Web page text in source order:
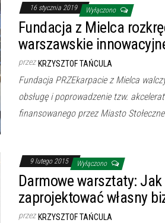
16 stycznia 2019 Wyłączono
Fundacja z Mielca
warszawskie
przez KRZYSZTOF TAŃCULA
Fundacja PRZEkarpacie z Mielca
obsługę i poprowadzenie tzw.
finansowanego przez Miasto
9 lutego 2015 Wyłączono
Darmowe warsztaty: Jak
zaprojektować własny
przez KRZYSZTOF TAŃCULA